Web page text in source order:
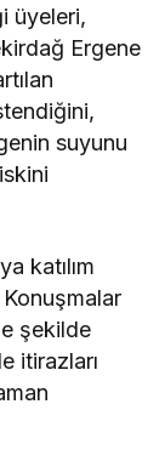
üyeleri,
Ergene
suyunu
katılım
şekilde
itirazları